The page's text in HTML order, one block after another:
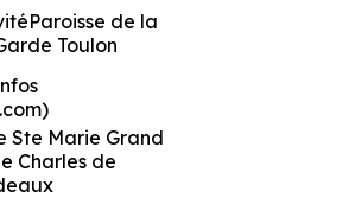
de la
Toulon
Ste Marie Grand
Charles de